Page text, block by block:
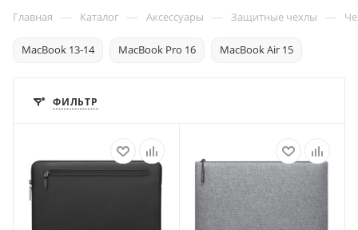
Главная — Каталог — Аксессуары — Защитные чехлы —
MacBook 13-14 MacBook Pro 16 MacBook Air 15
ФИЛЬТР